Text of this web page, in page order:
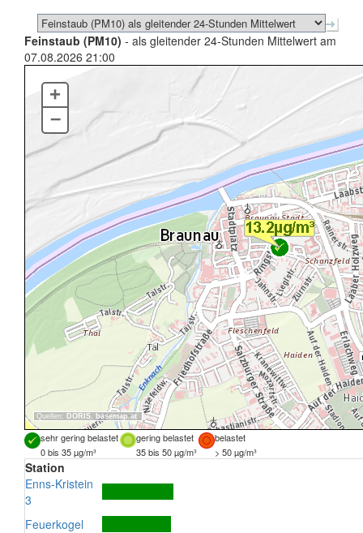
Feinstaub (PM10) - als gleitender 24-Stunden Mittelwert am
07.08.2026 21:00
Quellen: DORIS, basemap.at
+
–
sehr gering belastet gering belastet
belastet
0 bis 35 µg/m³
35 bis 50 µg/m³ > 50 µg/m³
Station
Enns-Kristein
3
Feuerkogel